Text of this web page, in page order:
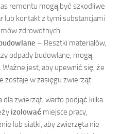
remontu mogą być szkodliwe
lub kontakt z tymi substancjami
zdrowotnych.
– Resztki materiałów,
odpady budowlane, mogą
jest, aby upewnić się, że
zostaje w zasięgu zwierząt.
zwierząt, warto podjąć kilka
izolować miejsce pracy,
lub siatki, aby zwierzęta nie